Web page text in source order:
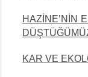
HAZİNE’NİN
KAR VE